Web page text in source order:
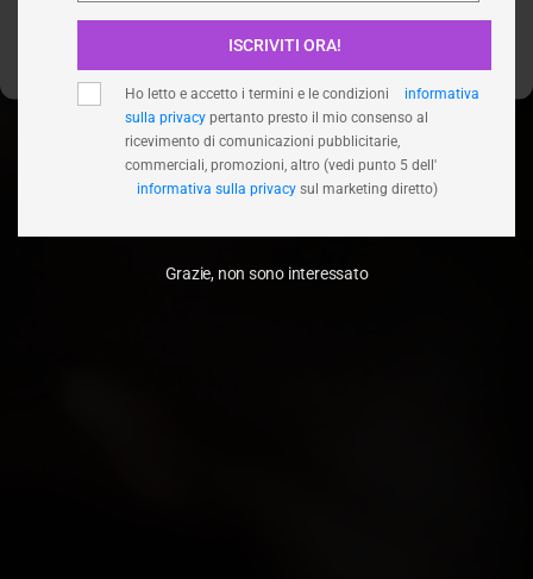
Visualizza le preferenze
ISCRIVITI ORA!
Ho letto e accetto i termini e le condizioni
informativa
sulla privacy pertanto presto il mio consenso al
ricevimento di comunicazioni pubblicitarie,
commerciali, promozioni, altro (vedi punto 5 dell'
informativa sulla privacy sul marketing diretto)
Grazie, non sono interessato